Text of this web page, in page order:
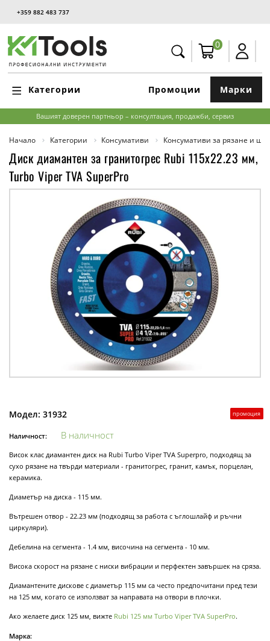
+359 882 483 737
0
Категории Марки
Промоции
Вашият доверен партньор – консултация, продажби, сервиз
Начало Категории Консумативи Консумативи за рязане и
Диск диамантен за гранитогрес Rubi 115x22.23 мм,
Turbo Viper TVA SuperPro
промоция
Модел: 31932
Наличност: В наличност
Висок клас диамантен диск на Rubi Turbo Viper TVA Superpro, подходящ за
сухо рязане на твърди материали - гранитогрес, гранит, камък, порцелан,
керамика.
Диаметър на диска - 115 мм.
Вътрешен отвор - 22.23 мм (подходящ за работа с ъглошлайф и ръчни
циркуляри).
Дебелина на сегмента - 1.4 мм, височина на сегмента - 10 мм.
Висока скорост на рязане с ниски вибрации и перфектен завършек на сряза.
Диамантените дискове с диаметър 115 мм са често предпочитани пред тези
на 125 мм, когато се използват за направата на отвори в плочки.
Ако желаете диск 125 мм, вижте Rubi 125 мм Turbo Viper TVA SuperPro.
Марка: